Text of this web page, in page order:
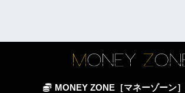
MONEY ZONE［マネーゾーン